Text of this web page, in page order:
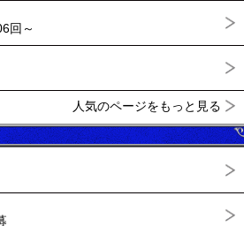
回～
人気のページをもっと見る